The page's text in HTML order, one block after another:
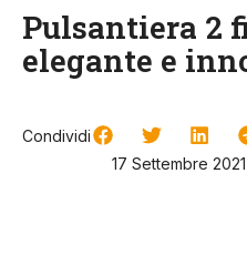
Pulsantiera 2
elegante e
Condividi
17 Settembre 2021